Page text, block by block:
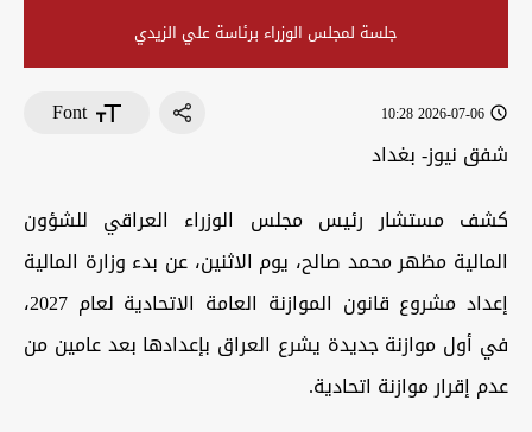
جلسة لمجلس الوزراء برئاسة علي الزيدي
2026-07-06 10:28
Font
شفق نيوز- بغداد
كشف مستشار رئيس مجلس الوزراء العراقي للشؤون
المالية مظهر محمد صالح، يوم الاثنين، عن بدء وزارة المالية
إعداد مشروع قانون الموازنة العامة الاتحادية لعام 2027،
في أول موازنة جديدة يشرع العراق بإعدادها بعد عامين من
عدم إقرار موازنة اتحادية.